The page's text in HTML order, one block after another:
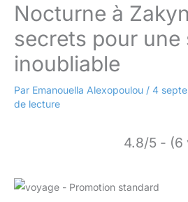
Nocturne à
secrets pour une
inoubliable
Par Emanouella Alexopoulou / 4
de lecture
4.8/5 - (6